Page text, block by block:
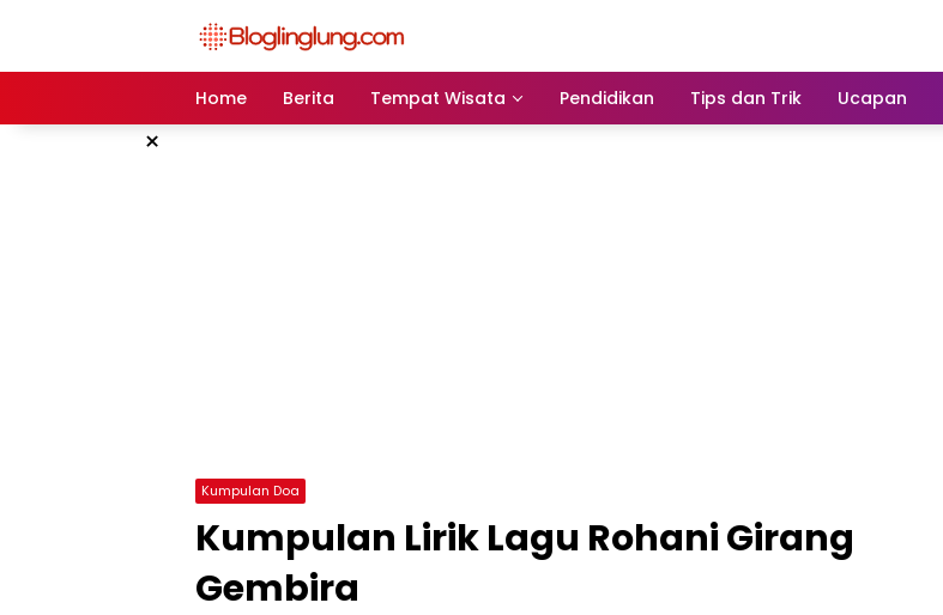
Home
Berita Tempat Wisata Pendidikan Tips dan Trik Ucapan
×
Kumpulan Doa
Kumpulan Lirik Lagu Rohani Girang
Gembira